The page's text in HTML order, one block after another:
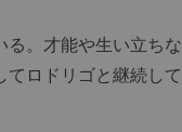
。才能や生い立ちな
ロドリゴと継続して